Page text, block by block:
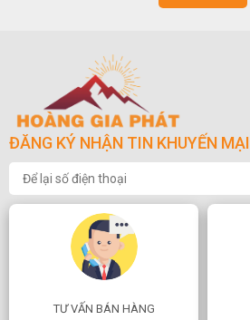
ĐĂNG KÝ NHẬN TIN KHUYẾN MẠI
TƯ VẤN BÁN HÀNG